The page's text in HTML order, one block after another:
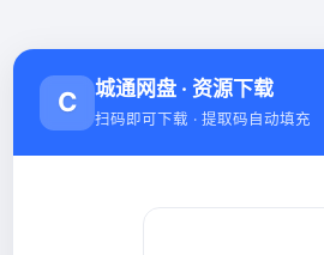
C 城通网盘 · 资源下载
扫码即可下载 · 提取码自动填充